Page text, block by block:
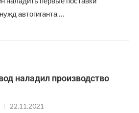
автогиганта …
наладил производство
22.11.2021